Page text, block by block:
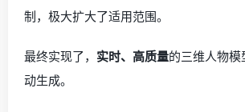
制，极大扩大了适用范围。
最终实现了， 实时、高质量的三维人物模
动生成。